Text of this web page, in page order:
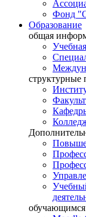
Фонд
Образование
общая
структурные
обучающимся